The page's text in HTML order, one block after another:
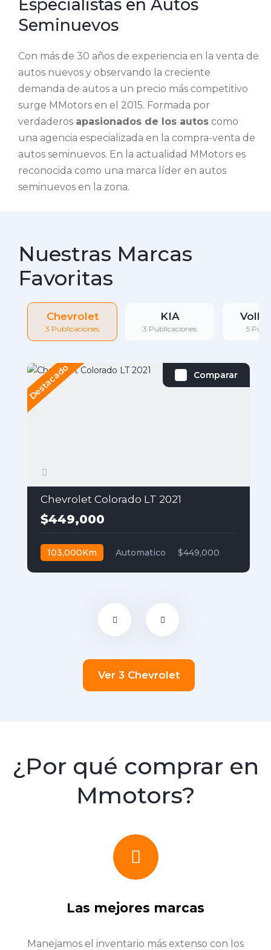
Especialistas en Autos
Seminuevos
Con más de 30 años de experiencia en la venta de
autos nuevos y observando la creciente
demanda de autos a un precio más competitivo
surge MMotors en el 2015. Formada por
verdaderos apasionados de los autos como
una agencia especializada en la compra-venta de
autos seminuevos. En la actualidad MMotors es
reconocida como una marca líder en autos
seminuevos en la zona.
Nuestras Marcas
Favoritas
Chevrolet
3 Publicaciones
KIA
3 Publicaciones 5
Comparar
Destacado
Chevrolet Colorado LT 2021
$449,000
103,000Km Automatico $449,000
Ver 3 Chevrolet
¿Por qué comprar en
Mmotors?
Las mejores marcas
Manejamos el inventario más extenso con los